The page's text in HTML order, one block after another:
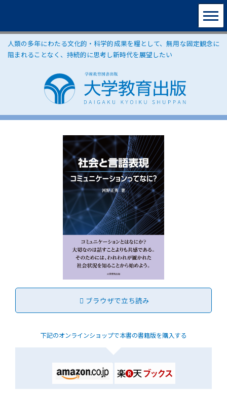
人類の多年にわたる文化的・科学的成果を糧として、無用な固定観念に
阻まれることなく、持続的に思考し新時代を展望したい
ブラウザで立ち読み
下記のオンラインショップで本書の書籍版を購入する